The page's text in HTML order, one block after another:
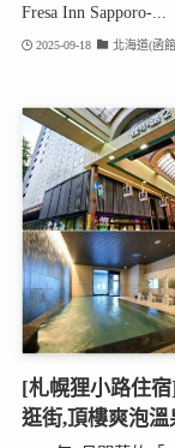
Fresa Inn Sapporo-...
2025-09-18 北海道(函
[札幌狸小路住
逛街,頂樓爽泡